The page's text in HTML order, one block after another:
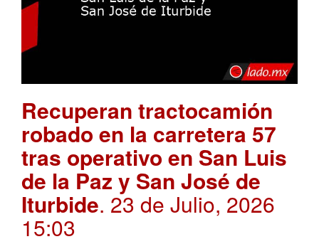
Recuperan tractocamión
robado en la carretera 57
tras operativo en San Luis
de la Paz y San José de
Iturbide. 23 de Julio, 2026
15:03